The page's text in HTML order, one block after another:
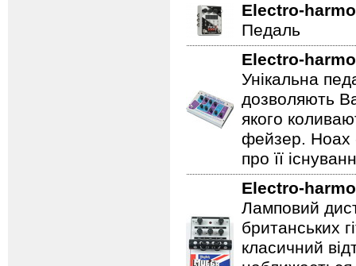
Electro-
Педаль
Electro-
Унікальна
дозволяють
якого
фейзер. Hoax
про її
Electro-
Ламповий
британських
класичний